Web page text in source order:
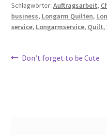
Schlagwörter: Auftragsarbeit,
business, Longarm Quilten,
service, Longarmservice, Quilt,
Vorheriger
Don’t forget to be Cute